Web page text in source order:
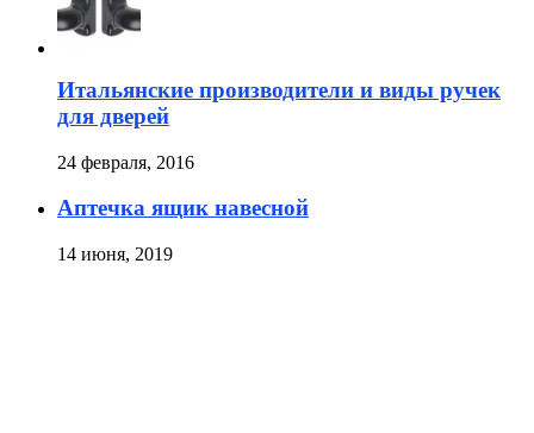
Итальянские производители и виды ручек
для дверей
24 февраля, 2016
Аптечка ящик навесной
14 июня, 2019